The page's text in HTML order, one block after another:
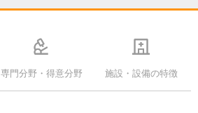
専門分野・得意分野 施設・設備の特徴